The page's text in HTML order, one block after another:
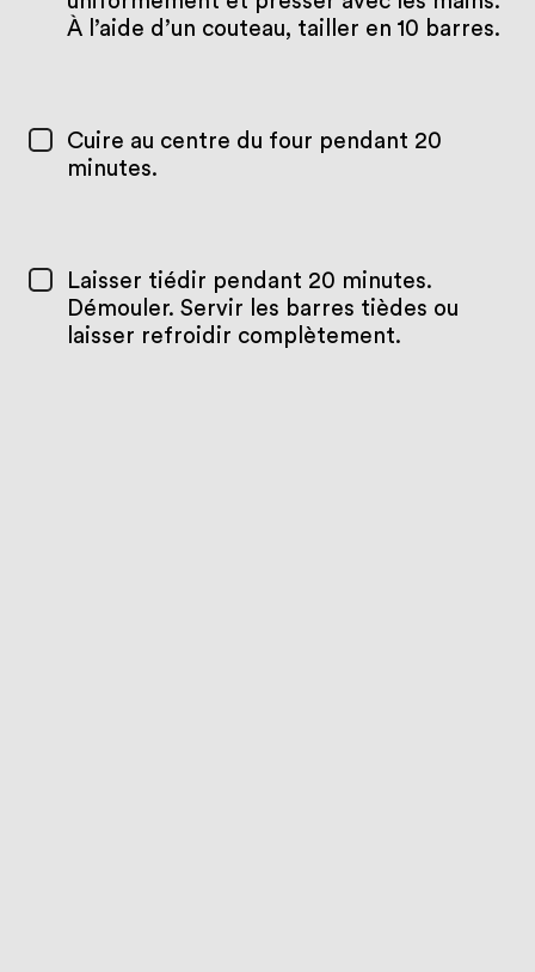
À l’aide d’un couteau, tailler en 10 barres.
Cuire au centre du four pendant 20
minutes.
Laisser tiédir pendant 20 minutes.
Démouler. Servir les barres tièdes ou
laisser refroidir complètement.